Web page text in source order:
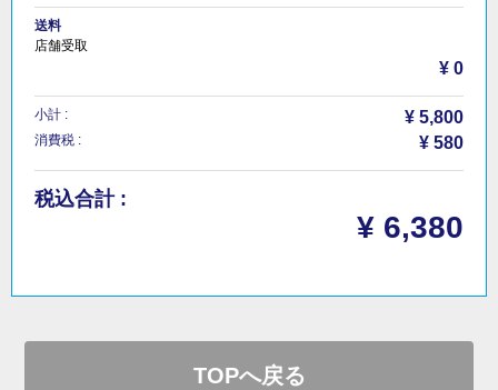
送料
店舗受取
¥ 0
小計 : ¥ 5,800
消費税 : ¥ 580
税込合計 :
¥ 6,380
TOPへ戻る